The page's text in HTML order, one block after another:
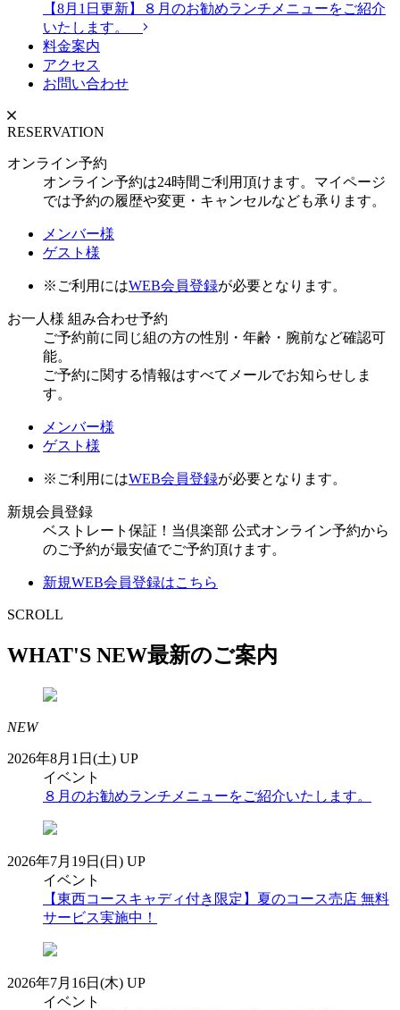
【8月1日更新】８月のお勧めランチメニューをご紹介
いたします。
料金案内
アクセス
お問い合わせ
RESERVATION
オンライン予約
オンライン予約は24時間ご利用頂けます。マイページ
では予約の履歴や変更・キャンセルなども承ります。
メンバー様
ゲスト様
※ご利用にはWEB会員登録が必要となります。
お一人様 組み合わせ予約
ご予約前に同じ組の方の性別・年齢・腕前など確認可
能。
ご予約に関する情報はすべてメールでお知らせしま
す。
メンバー様
ゲスト様
※ご利用にはWEB会員登録が必要となります。
新規会員登録
ベストレート保証！当倶楽部 公式オンライン予約から
のご予約が最安値でご予約頂けます。
新規WEB会員登録はこちら
SCROLL
WHAT'S NEW最新のご案内
NEW
2026年8月1日(土) UP
イベント
８月のお勧めランチメニューをご紹介いたします。
2026年7月19日(日) UP
イベント
【東西コースキャディ付き限定】夏のコース売店 無料
サービス実施中！
2026年7月16日(木) UP
イベント